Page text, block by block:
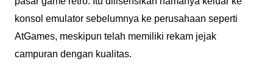
konsol emulator sebelumnya ke perusahaan seperti
AtGames, meskipun telah memiliki rekam jejak
campuran dengan kualitas.